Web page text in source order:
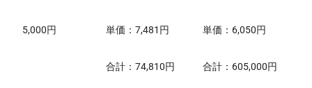
5,000円 単価：7,481円 単価：6,050円
合計：74,810円 合計：605,000円